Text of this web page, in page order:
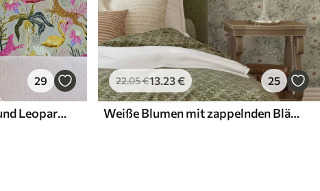
29
Leuchtende Flamingos und Leoparden zwischen tropischen Pflanzen
22.05€13.23€ 25
Weiße Blumen mit zappelnden Blättern auf hellem Hintergrund